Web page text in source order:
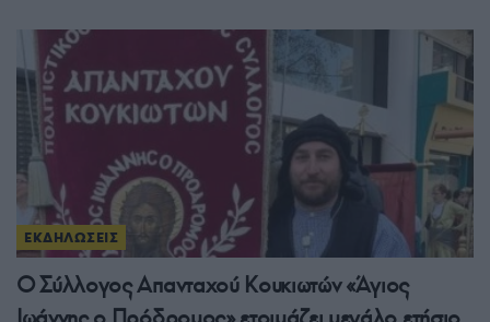
ΕΚΔΗΛΩΣΕΙΣ
Ο Σύλλογος Απανταχού Κουκιωτών «Άγιος